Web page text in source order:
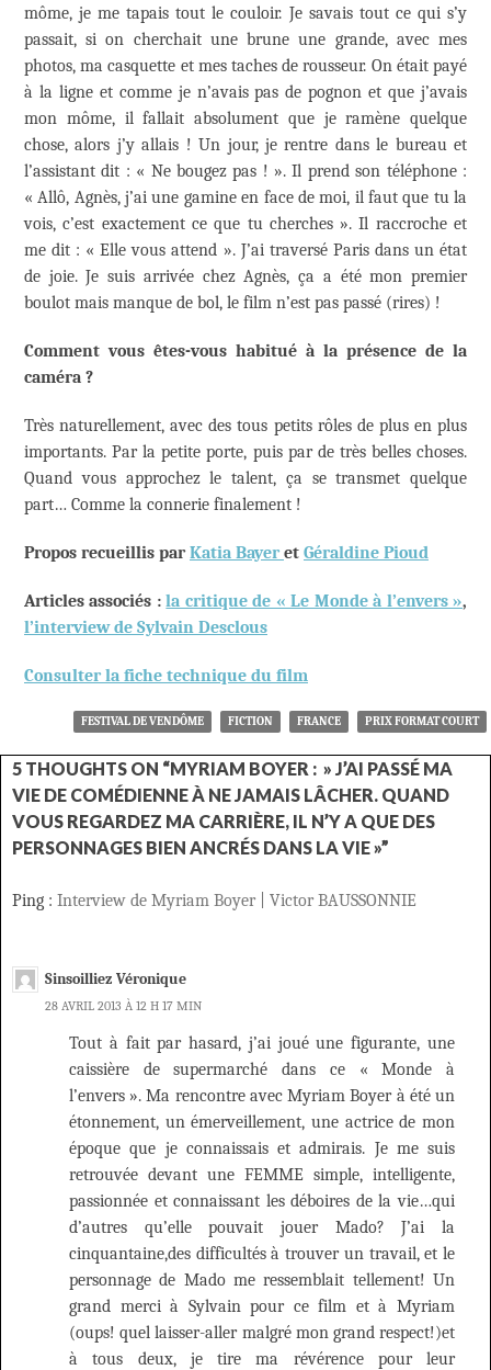
môme, je me tapais tout le couloir. Je savais tout ce qui s’y
passait, si on cherchait une brune une grande, avec mes
photos, ma casquette et mes taches de rousseur. On était payé
à la ligne et comme je n’avais pas de pognon et que j’avais
mon môme, il fallait absolument que je ramène quelque
chose, alors j’y allais ! Un jour, je rentre dans le bureau et
l’assistant dit : « Ne bougez pas ! ». Il prend son téléphone :
« Allô, Agnès, j’ai une gamine en face de moi, il faut que tu la
vois, c’est exactement ce que tu cherches ». Il raccroche et
me dit : « Elle vous attend ». J’ai traversé Paris dans un état
de joie. Je suis arrivée chez Agnès, ça a été mon premier
boulot mais manque de bol, le film n’est pas passé (rires) !
Comment vous êtes-vous habitué à la présence de la
caméra ?
Très naturellement, avec des tous petits rôles de plus en plus
importants. Par la petite porte, puis par de très belles choses.
Quand vous approchez le talent, ça se transmet quelque
part… Comme la connerie finalement !
Propos recueillis parKatia Bayeret Géraldine Pioud
Articles associés :la critique de « Le Monde à l’envers »,
l’interview de Sylvain Desclous
Consulter la fiche technique du film
FESTIVAL DE VENDÔME FICTION FRANCE PRIX FORMAT COURT
5 THOUGHTS ON “MYRIAM BOYER : » J’AI PASSÉ MA
VIE DE COMÉDIENNE À NE JAMAIS LÂCHER. QUAND
VOUS REGARDEZ MA CARRIÈRE, IL N’Y A QUE DES
PERSONNAGES BIEN ANCRÉS DANS LA VIE »”
Ping : Interview de Myriam Boyer | Victor BAUSSONNIE
Sinsoilliez Véronique
28 AVRIL 2013 À 12 H 17 MIN
Tout à fait par hasard, j’ai joué une figurante, une
caissière de supermarché dans ce « Monde à
l’envers ». Ma rencontre avec Myriam Boyer à été un
étonnement, un émerveillement, une actrice de mon
époque que je connaissais et admirais. Je me suis
retrouvée devant une FEMME simple, intelligente,
passionnée et connaissant les déboires de la vie…qui
d’autres qu’elle pouvait jouer Mado? J’ai la
cinquantaine,des difficultés à trouver un travail, et le
personnage de Mado me ressemblait tellement! Un
grand merci à Sylvain pour ce film et à Myriam
(oups! quel laisser-aller malgré mon grand respect!)et
à tous deux, je tire ma révérence pour leur